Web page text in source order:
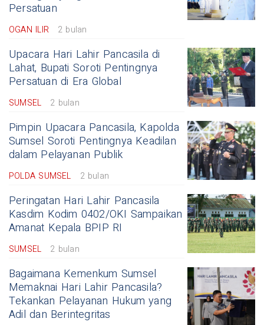
Persatuan
OGAN ILIR 2 bulan
Upacara Hari Lahir Pancasila di
Lahat, Bupati Soroti Pentingnya
Persatuan di Era Global
SUMSEL 2 bulan
Pimpin Upacara Pancasila, Kapolda
Sumsel Soroti Pentingnya Keadilan
dalam Pelayanan Publik
POLDA SUMSEL 2 bulan
Peringatan Hari Lahir Pancasila
Kasdim Kodim 0402/OKI Sampaikan
Amanat Kepala BPIP RI
SUMSEL 2 bulan
Bagaimana Kemenkum Sumsel
Memaknai Hari Lahir Pancasila?
Tekankan Pelayanan Hukum yang
Adil dan Berintegritas